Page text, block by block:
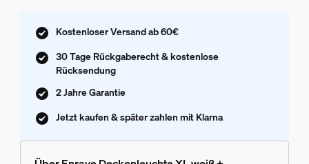
Kostenloser Versand ab 60€
30 Tage Rückgaberecht & kostenlose
Rücksendung
2 Jahre Garantie
Jetzt kaufen & später zahlen mit Klarna